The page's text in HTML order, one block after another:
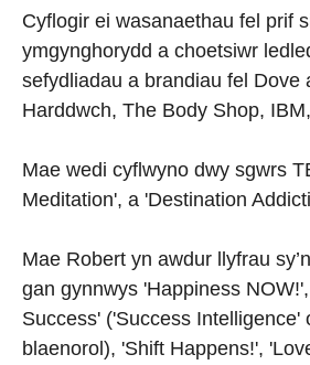
Cyflogir ei wasanaethau fel prif
ymgynghorydd a choetsiwr
sefydliadau a brandiau fel Dove
Harddwch, The Body Shop,
Mae wedi cyflwyno dwy sgwrs
Meditation', a 'Destination
Mae Robert yn awdur llyfrau
gan gynnwys 'Happiness
Success' ('Success Intelligence'
blaenorol), 'Shift Happens!',